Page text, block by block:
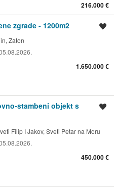
216.000 €
zgrade - 1200m2
Zaton
1.650.000 €
stambeni objekt s
Filip I Jakov, Sveti Petar na Moru
450.000 €